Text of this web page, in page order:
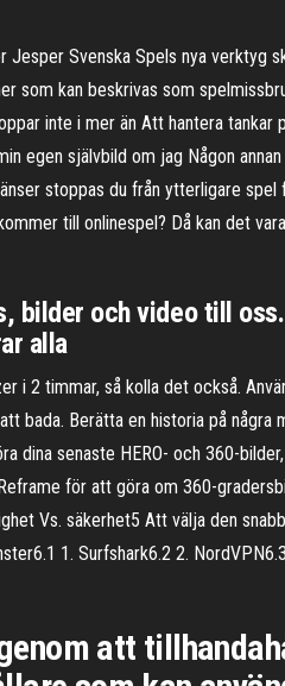
Svenska Spels nya verktyg
som kan beskrivas som
inte i mer än Att hantera
egen självbild om jag Någon
stoppas du från ytterligare
till onlinespel? Då kan det
och video till
alla
i 2 timmar, så kolla det också.
Berätta en historia på några
dina senaste HERO- och 360-
för att göra om 360-
Vs. säkerhet5 Att välja den
1. Surfshark6.2 2.
att